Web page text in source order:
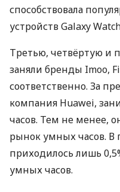
способствовала
устройств Galaxy
Третью, четвёртую и
заняли бренды Imoo,
соответственно. За
компания Huawei,
часов. Тем не менее,
рынок умных часов. В
приходилось лишь
умных часов.